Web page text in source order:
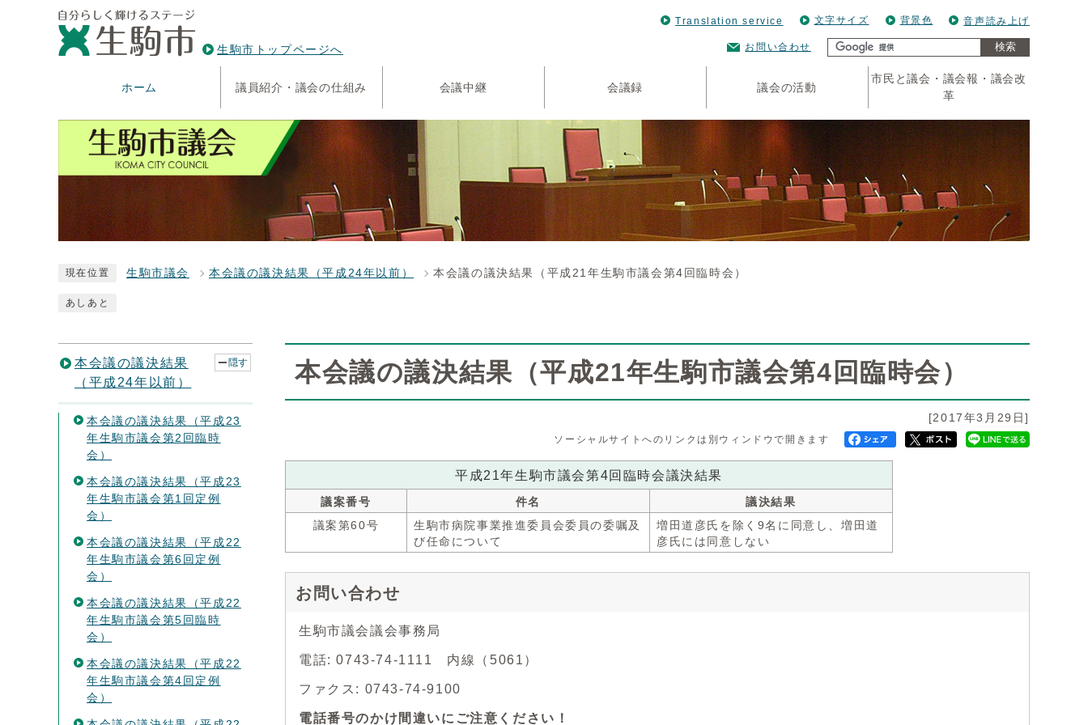
生駒市トップページへ
Translation service 文字サイズ 背景色 音声読み上げ
お問い合わせ 検索
ホーム 議員紹介・議会の仕組み 会議中継 会議録 議会の活動
市民と議会・議会報・議会改
革
現在位置 生駒市議会 本会議の議決結果（平成24年以前） 本会議の議決結果（平成21年生駒市議会第4回臨時会）
あしあと
本会議の議決結果（平成21年生駒市議会第4回臨時会）
[2017年3月29日]
ソーシャルサイトへのリンクは別ウィンドウで開きます
平成21年生駒市議会第4回臨時会議決結果
議案番号 件名
議決結果
議案第60号
生駒市病院事業推進委員会委員の委嘱及
び任命について
増田道彦氏を除く9名に同意し、増田道
彦氏には同意しない
お問い合わせ
生駒市議会議会事務局
電話: 0743-74-1111 内線（5061）
ファクス: 0743-74-9100
電話番号のかけ間違いにご注意ください！
本会議の議決結果
（平成24年以前）
隠す
本会議の議決結果（平成23
年生駒市議会第2回臨時
会）
本会議の議決結果（平成23
年生駒市議会第1回定例
会）
本会議の議決結果（平成22
年生駒市議会第6回定例
会）
本会議の議決結果（平成22
年生駒市議会第5回臨時
会）
本会議の議決結果（平成22
年生駒市議会第4回定例
会）